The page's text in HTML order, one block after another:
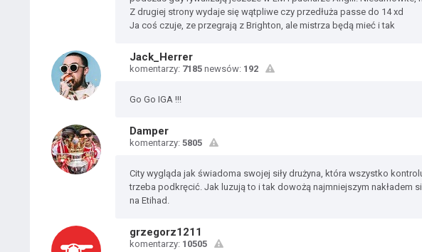
Z drugiej strony wydaje się wątpliwe czy przedłuża passe do 14 xd
Ja coś czuje, ze przegrają z Brighton, ale mistrza będą mieć i tak
Jack_Herrer
komentarzy: 7185 newsów: 192
Go Go IGA !!!
Damper
komentarzy: 5805
City wygląda jak świadoma swojej siły drużyna, która wszystko
trzeba podkręcić. Jak luzują to i tak dowożą najmniejszym nakładem
na Etihad.
grzegorz1211
komentarzy: 10505